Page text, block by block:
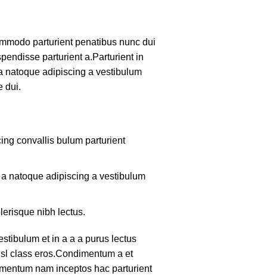
parturient penatibus nunc dui
parturient a.Parturient in
natoque adipiscing a vestibulum
dui.
convallis bulum parturient
natoque adipiscing a vestibulum
nibh lectus.
et in a a a purus lectus
class eros.Condimentum a et
nam inceptos hac parturient